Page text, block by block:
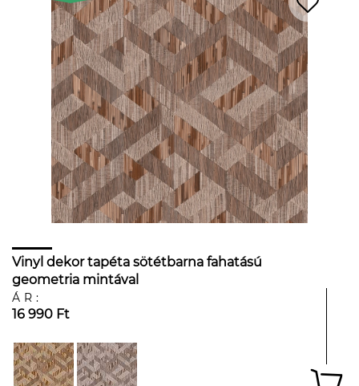
Vinyl dekor tapéta sötétbarna fahatású
geometria mintával
ÁR:
16 990 Ft